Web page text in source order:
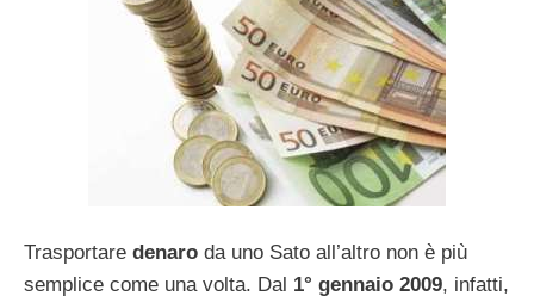
Trasportare denaro da uno Sato all’altro non è più
semplice come una volta. Dal 1° gennaio 2009, infatti,